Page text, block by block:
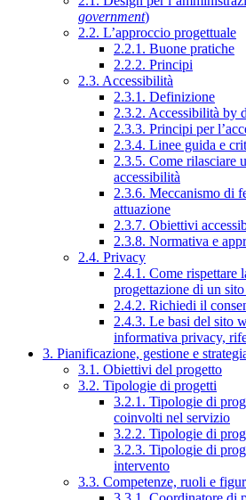
government)
2.2. L’approccio progettuale
2.2.1. Buone pratiche
2.2.2. Principi
2.3. Accessibilità
2.3.1. Definizione
2.3.2. Accessibilità by
2.3.3. Principi per
2.3.4. Linee guida e
2.3.5. Come rilasciare
accessibilità
2.3.6. Meccanismo di
attuazione
2.3.7. Obiettivi
2.3.8. Normativa e
2.4. Privacy
2.4.1. Come rispettare
progettazione di un
2.4.2. Richiedi il
2.4.3. Le basi del sito
informativa privacy,
3. Pianificazione, gestione e
3.1. Obiettivi del progetto
3.2. Tipologie di progetti
3.2.1. Tipologie di
coinvolti nel servizio
3.2.2. Tipologie di
3.2.3. Tipologie di
intervento
3.3. Competenze, ruoli e